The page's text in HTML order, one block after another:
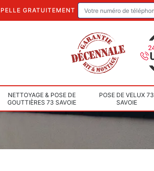
GRATUITEMENT
NETTOYAGE & POSE DE
GOUTTIÈRES 73 SAVOIE
POSE DE VELUX 73
SAVOIE